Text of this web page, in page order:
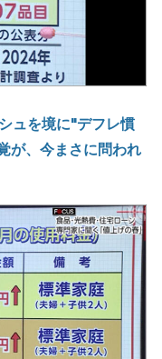
ュを境に"デフレ慣
が、今まさに問われ